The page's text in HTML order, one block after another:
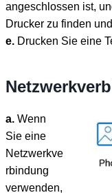
angeschlossen ist,
Drucker zu finden
e. Drucken Sie eine
a. Wenn
Sie eine
Netzwerkve
rbindung
verwenden,